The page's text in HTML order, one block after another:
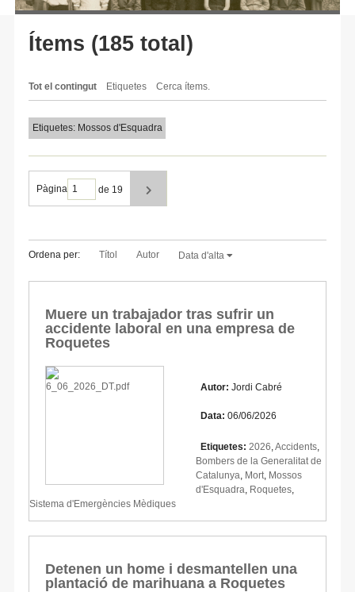
Ítems (185 total)
Tot el contingut Etiquetes Cerca ítems.
Etiquetes: Mossos d'Esquadra
Pàgina de 19
Ordena per: Títol Autor Data d'alta
Muere un trabajador tras sufrir un
accidente laboral en una empresa de
Roquetes
Autor: Jordi Cabré
Data: 06/06/2026
Etiquetes: 2026 Accidents
Bombers de la Generalitat de
Catalunya Mort Mossos
d'Esquadra Roquetes
Sistema d'Emergències Mèdiques
Detenen un home i desmantellen una
plantació de marihuana a Roquetes